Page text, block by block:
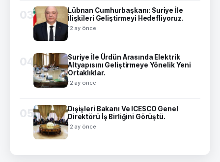
03
Lübnan Cumhurbaşkanı: Suriye İle
İlişkileri Geliştirmeyi Hedefliyoruz.
12 ay önce
04
Suriye İle Ürdün Arasında Elektrik
Altyapısını Geliştirmeye Yönelik Yeni
Ortaklıklar.
12 ay önce
05
Dışişleri Bakanı Ve ICESCO Genel
Direktörü İş Birliğini Görüştü.
12 ay önce